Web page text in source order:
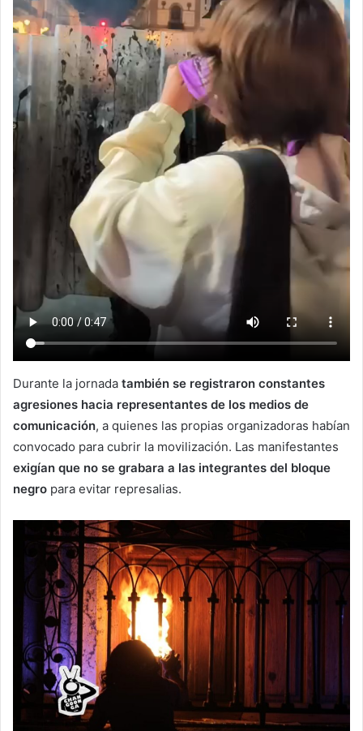
Durante la jornada también se registraron constantes
agresiones hacia representantes de los medios de
comunicación, a quienes las propias organizadoras habían
convocado para cubrir la movilización. Las manifestantes
exigían que no se grabara a las integrantes del bloque
negro para evitar represalias.